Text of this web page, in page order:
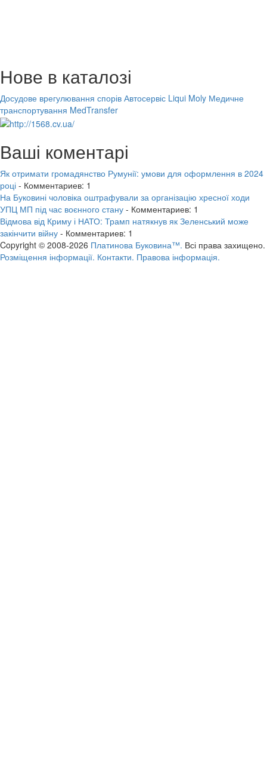
Нове в каталозі
Досудове врегулювання спорів Автосервіс Liqui Moly Медичне
транспортування MedTransfer
Ваші коментарі
Як отримати громадянство Румунії: умови для оформлення в 2024
році - Комментариев: 1
На Буковині чоловіка оштрафували за організацію хресної ходи
УПЦ МП під час воєнного стану - Комментариев: 1
Відмова від Криму і НАТО: Трамп натякнув як Зеленський може
закінчити війну - Комментариев: 1
Copyright © 2008-2026 Платинова Буковина™. Всі права захищено.
Розміщення інформації. Контакти. Правова інформація.